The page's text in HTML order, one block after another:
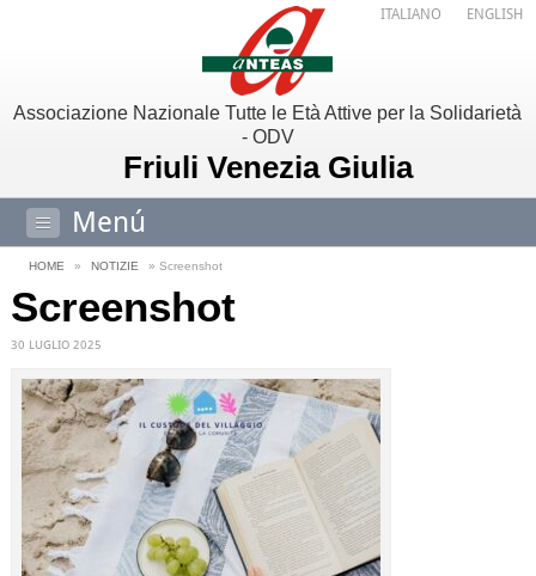
Associazione Nazionale Tutte le Età Attive per la Solidarietà
- ODV
Friuli Venezia Giulia
Menú
ITALIANO ENGLISH
HOME » NOTIZIE » Screenshot
Screenshot
30 LUGLIO 2025